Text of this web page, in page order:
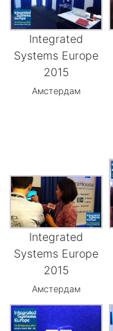
Integrated
Systems Europe
2015
Амстердам
Integrated
Systems Europe
2015
Амстердам